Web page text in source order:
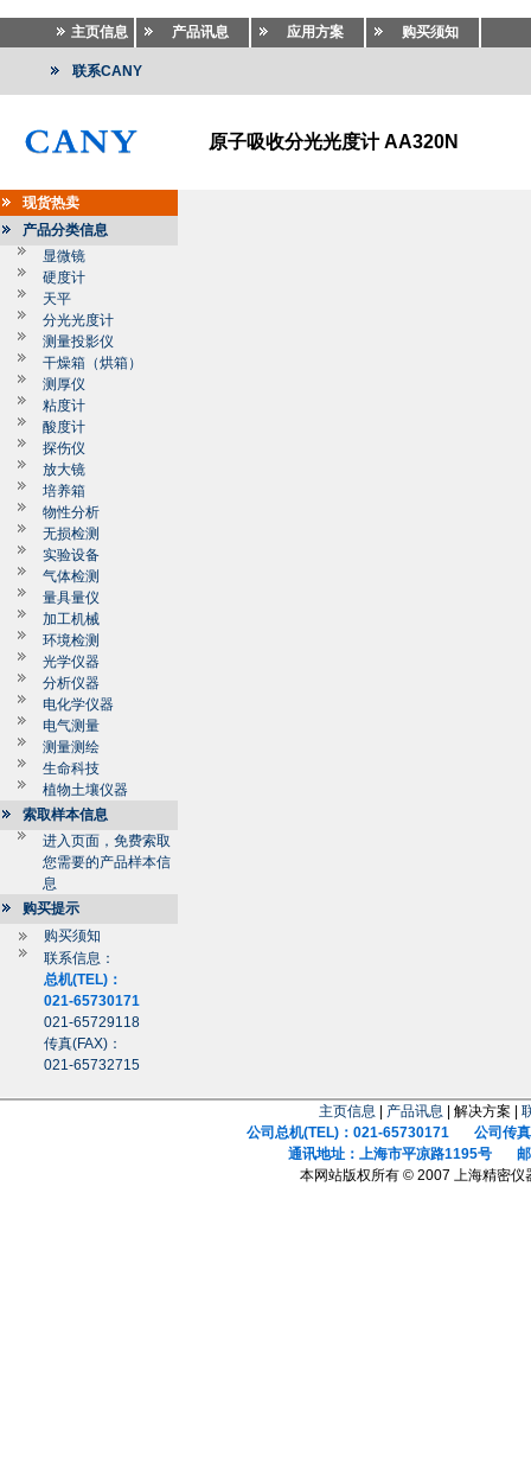
主页信息 产品讯息 应用方案 购买须知
联系CANY
原子吸收分光光度计 AA320N
现货热卖
产品分类信息
显微镜
硬度计
天平
分光光度计
测量投影仪
干燥箱（烘箱）
测厚仪
粘度计
酸度计
探伤仪
放大镜
培养箱
物性分析
无损检测
实验设备
气体检测
量具量仪
加工机械
环境检测
光学仪器
分析仪器
电化学仪器
电气测量
测量测绘
生命科技
植物土壤仪器
索取样本信息
进入页面，免费索取
您需要的产品样本信
息
购买提示
购买须知
联系信息：
总机(TEL)：
021-65730171
021-65729118
传真(FAX)：
021-65732715
主页信息 产品讯息 | 解决方案 |
公司总机(TEL)：021-65730171 公司传真
通讯地址：上海市平凉路1195号 邮
本网站版权所有 © 2007 上海精密仪